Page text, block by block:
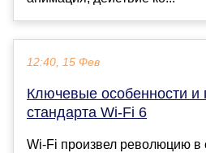
12:40, 15 Фев
Ключевые особенности и
стандарта Wi-Fi 6
Wi-Fi произвел революцию в